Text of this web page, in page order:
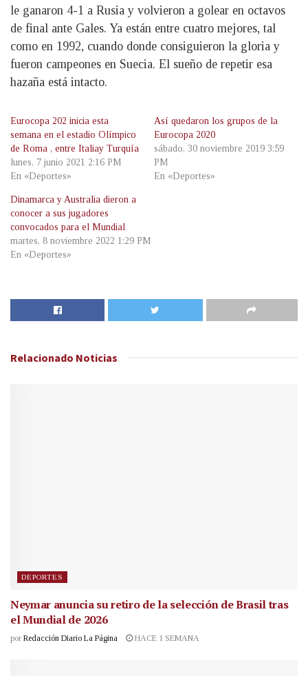
le ganaron 4-1 a Rusia y volvieron a golear en octavos
de final ante Gales. Ya están entre cuatro mejores, tal
como en 1992, cuando donde consiguieron la gloria y
fueron campeones en Suecia. El sueño de repetir esa
hazaña está intacto.
Eurocopa 202 inicia esta
semana en el estadio Olímpico
de Roma , entre Italiay Turquía
lunes, 7 junio 2021 2:16 PM
En «Deportes»
Así quedaron los grupos de la
Eurocopa 2020
sábado, 30 noviembre 2019 3:59
PM
En «Deportes»
Dinamarca y Australia dieron a
conocer a sus jugadores
convocados para el Mundial
martes, 8 noviembre 2022 1:29 PM
En «Deportes»
Relacionado Noticias
DEPORTES
Neymar anuncia su retiro de la selección de Brasil tras
el Mundial de 2026
por Redacción Diario La Página HACE 1 SEMANA